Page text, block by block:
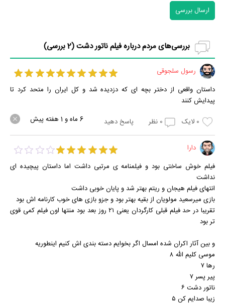
ارسال بررسی
بررسی‌های مردم درباره فیلم ناتور دشت (2بررسی)
رسول سلجوقی
داستان واقعی از دختر بچه ای که دزدیده شد و کل ایران را متحد کرد تا
پیدایش کنند
0 لایک 0 نظر پاسخ دهید 6 ماه و 1 هفته پیش
دارا
فیلم خوش ساختی بود و فیلمنامه ی مرتبی داشت اما داستان پیچیده ای
نداشت
انتهای فیلم هیجان و ریتم بهتر شد و پایان خوبی داشت
بازی میرسعید مولویان از بقیه بهتر بود و جزو بازی های خوب کارنامه اش بود
تقریبا در حد فیلم قبلی کارگردان یعنی ۲۱ روز بعد بود منتها اون فیلم کمی قوی
تر بود
و بین آثار اکران شده امسال اگر بخوایم دسته بندی اش کنیم اینطوریه
موسی کلیم الله ۸
رها ۷
پیر پسر ۷
ناتور دشت ۶
زیبا صدایم کن ۵